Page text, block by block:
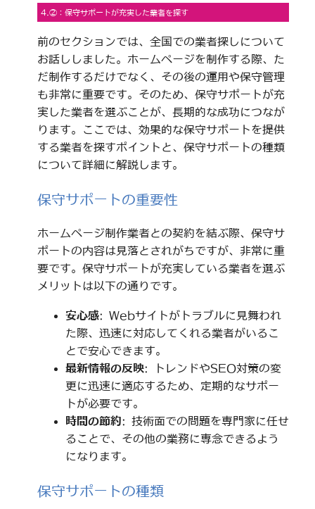
4.②：保守サポートが充実した業者を探す
前のセクションでは、全国での業者探しについて
お話ししました。ホームページを制作する際、た
だ制作するだけでなく、その後の運用や保守管理
も非常に重要です。そのため、保守サポートが充
実した業者を選ぶことが、長期的な成功につなが
ります。ここでは、効果的な保守サポートを提供
する業者を探すポイントと、保守サポートの種類
について詳細に解説します。
保守サポートの重要性
ホームページ制作業者との契約を結ぶ際、保守サ
ポートの内容は見落とされがちですが、非常に重
要です。保守サポートが充実している業者を選ぶ
メリットは以下の通りです。
安心感: Webサイトがトラブルに見舞われ
た際、迅速に対応してくれる業者がいるこ
とで安心できます。
最新情報の反映: トレンドやSEO対策の変
更に迅速に適応するため、定期的なサポー
トが必要です。
時間の節約: 技術面での問題を専門家に任せ
ることで、その他の業務に専念できるよう
になります。
保守サポートの種類